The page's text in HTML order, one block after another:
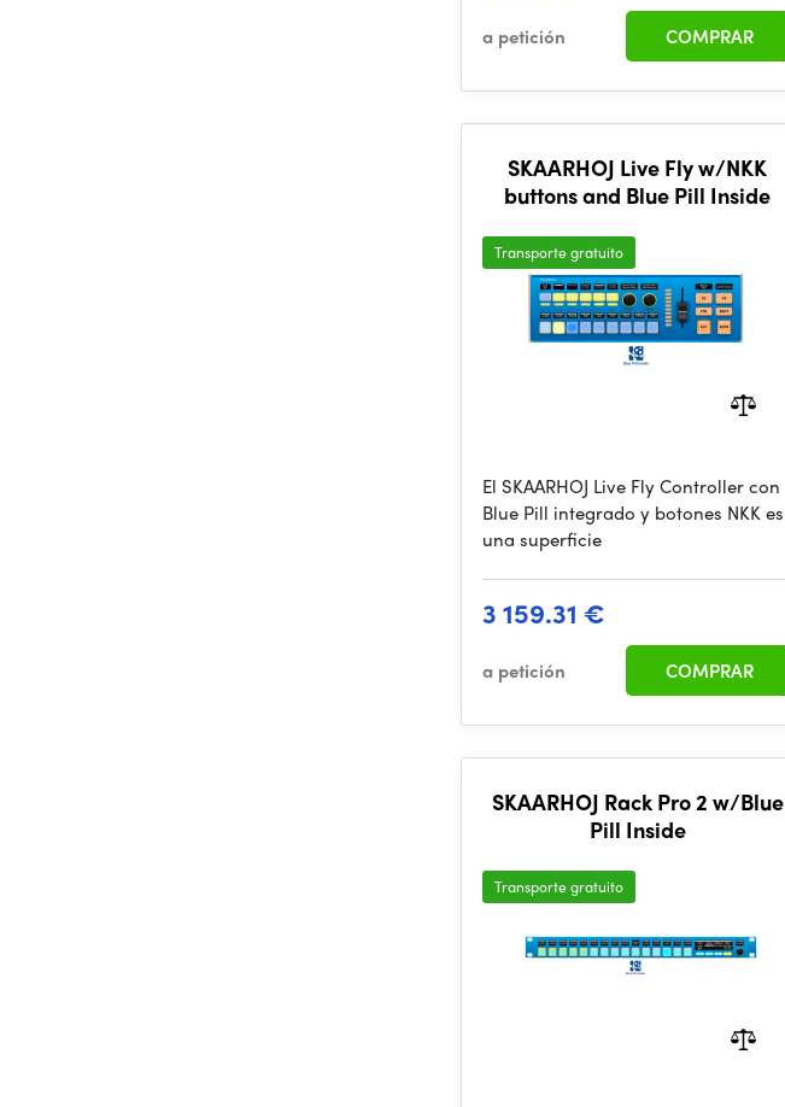
a petición COMPRAR
SKAARHOJ Live Fly w/NKK
buttons and Blue Pill Inside
Transporte gratuito
El SKAARHOJ Live Fly Controller con
Blue Pill integrado y botones NKK es
una superficie
3 159.31 €
a petición COMPRAR
SKAARHOJ Rack Pro 2 w/Blue
Pill Inside
Transporte gratuito